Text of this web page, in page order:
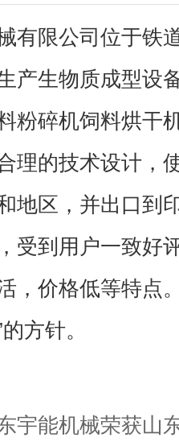
有限公司位于铁
产生物质成型设
粉碎机饲料烘干
理的技术设计，
地区，并出口到
受到用户一致好
，价格低等特点
方针。
宇能机械荣获山